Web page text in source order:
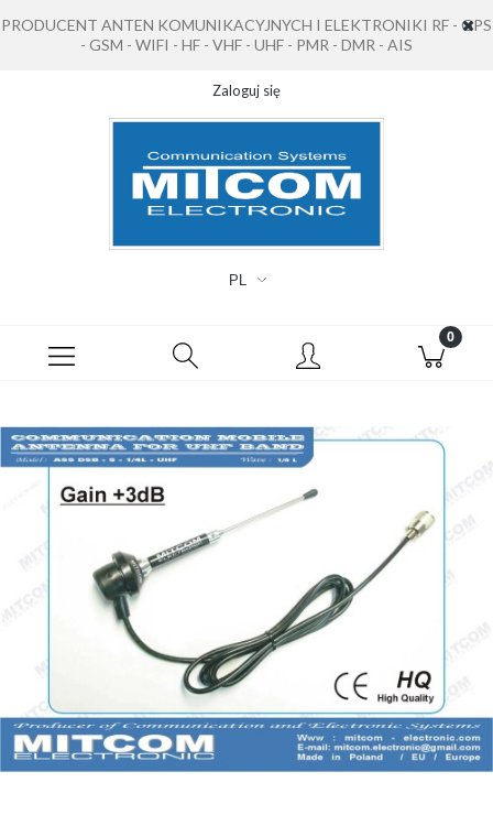
PRODUCENT ANTEN KOMUNIKACYJNYCH I ELEKTRONIKI RF - GPS
- GSM - WIFI - HF - VHF - UHF - PMR - DMR - AIS
Zaloguj się